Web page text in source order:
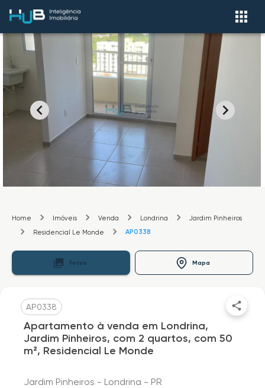
Home Imóveis Venda Londrina
Jardim Pinheiros
Residencial Le Monde
AP0338
Fotos Mapa
AP0338
Apartamento à venda em Londrina,
Jardim Pinheiros, com 2 quartos, com 50
m², Residencial Le Monde
Jardim Pinheiros - Londrina - PR